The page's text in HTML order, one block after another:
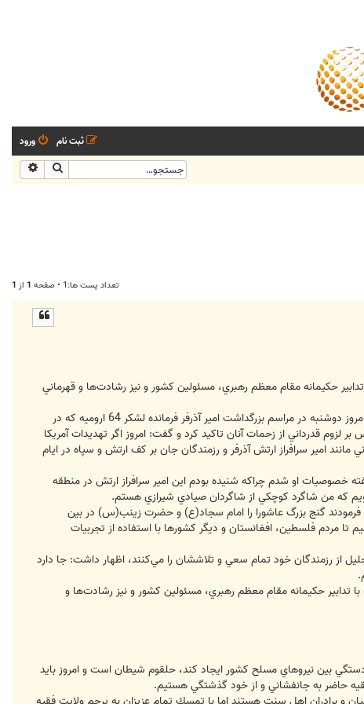
ورود
ثبت نام
جستجو
تعداد پست ها:1 • صفحه 1 از 1
كشورمان طراحي كرده بودند كه با تدابير حكيمانه مقام معظم رهبري، مسئولين كشور و نيز رشادت‌ها و قهرماني
گزارش خبرنگار دفاعي خبرگزاري فارس، سردار محمدجعفر اسدي فرمانده نيروي زميني سپاه پاسداران انقلاب اسلامي صبح امروز دوشنبه در مراسم بزرگداشت امير آذرفر فرمانده لشكر 64 اروميه كه در
قدرداني از زحمات آنان تاكيد كرد و گفت: امروز اگر تهديدات آمريكا
امير سرافراز ارتش آذرفر و رزمندگان جان بر كف ارتش و سپاه در ايام
خصوصيات او شدم چراكه شنيده بودم اين امير سرافراز ارتش در منطقه
كه من شاگرد كوچكي از شاگردان صيادي شيرازي هستم.
فرمودند گنج بزرگ عاشورا را امام سجاد(ع) و حضرت زينب(س) در بين
مردم فلسطين، افغانستان و ديگر كشورها با استفاده از تجربيات
بر اينكه كشورهاي كمونيستي نيز در تجليل از رزمندگان خود تمام سعي و تلاششان را مي‌كنند، اظهار داشت: جا دارد
طراحي كرده بودند كه با تدابير حكيمانه مقام معظم رهبري، مسئولين كشور و نيز رشادت‌ها و
بين نيروهاي مسلح كشور ايجاد كند، حلقوم شيطان است و امروز بايد
حاضر به جانفشاني و از خود گذشتگي هستيم.